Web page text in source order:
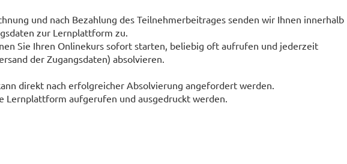
und nach Bezahlung des Teilnehmerbeitrages senden wir Ihnen innerhalb
zur Lernplattform zu.
Sie Ihren Onlinekurs sofort starten, beliebig oft aufrufen und jederzeit
der Zugangsdaten) absolvieren.
direkt nach erfolgreicher Absolvierung angefordert werden.
Lernplattform aufgerufen und ausgedruckt werden.​​​​​​